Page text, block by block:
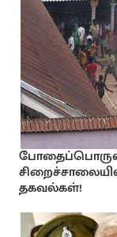
தகவல்கள்!